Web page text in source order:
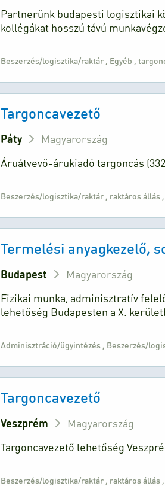
Partnerünk budapesti logisztikai
kollégákat hosszú távú
Beszerzés/logisztika/raktár Egyéb ,
Targoncavezető
Páty
Magyarország
Áruátvevő-árukiadó targoncás
Beszerzés/logisztika/raktár raktáros állás
Termelési anyagkezelő,
Budapest
Magyarország
Fizikai munka, adminisztratív
lehetőség Budapesten a X.
Adminisztráció/ügyintézés Beszerzés/
Targoncavezető
Veszprém
Magyarország
Targoncavezető lehetőség
Beszerzés/logisztika/raktár raktáros állás